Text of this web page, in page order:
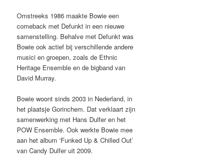
Omstreeks 1986 maakte Bowie een
comeback met Defunkt in een nieuwe
samenstelling. Behalve met Defunkt was
Bowie ook actief bij verschillende andere
musici en groepen, zoals de Ethnic
Heritage Ensemble en de bigband van
David Murray.
Bowie woont sinds 2003 in Nederland, in
het plaatsje Gorinchem. Dat verklaart zijn
samenwerking met Hans Dulfer en het
POW Ensemble. Ook werkte Bowie mee
aan het album ‘Funked Up & Chilled Out’
van Candy Dulfer uit 2009.